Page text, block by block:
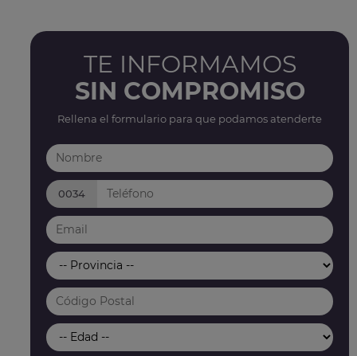
TE INFORMAMOS
SIN COMPROMISO
Rellena el formulario para que podamos atenderte
0034